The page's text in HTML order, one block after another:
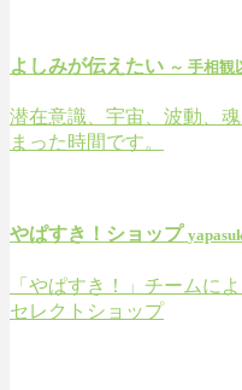
よしみが伝えたい ～ 手相観
潜在意識、宇宙、波動、
まった時間です。
やぱすき！ショップ
「やぱすき！」チームに
セレクトショップ